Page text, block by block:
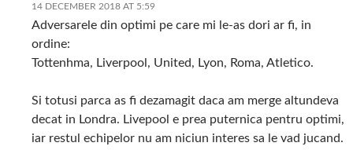
14 DECEMBER 2018 AT 5:59
Adversarele din optimi pe care mi le-as dori ar fi, in
ordine:
Tottenhma, Liverpool, United, Lyon, Roma, Atletico.
Si totusi parca as fi dezamagit daca am merge altundeva
decat in Londra. Livepool e prea puternica pentru optimi,
iar restul echipelor nu am niciun interes sa le vad jucand.